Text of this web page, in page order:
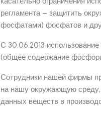
регламента – защитить
фосфатами) фосфатов и
С 30.06.2013
(общее содержание
Сотрудники нашей фирмы
на нашу окружающую среду,
данных веществ в